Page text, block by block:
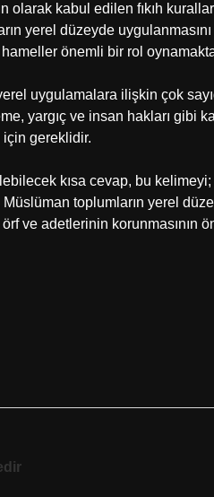
kabul edilen fıkıh
yerel düzeyde
önemli bir rol
uygulamalara ilişkin çok
yargıç ve insan hakları gibi
gereklidir.
kısa cevap, bu kelimeyi;
toplumların yerel
ve adetlerinin korunmasının